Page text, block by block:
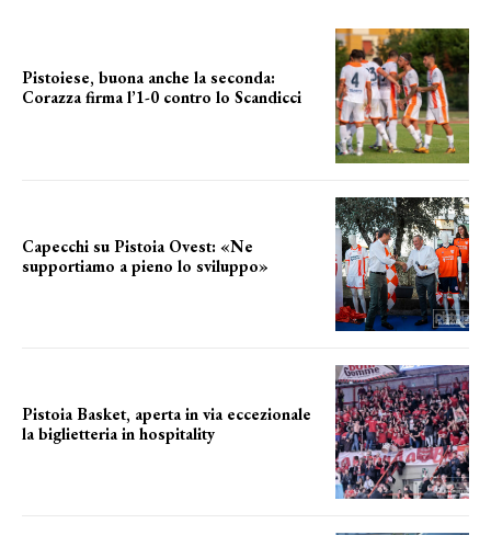
Pistoiese, buona anche la seconda:
Corazza firma l’1-0 contro lo Scandicci
Capecchi su Pistoia Ovest: «Ne
supportiamo a pieno lo sviluppo»
Pistoia Basket, aperta in via eccezionale
la biglietteria in hospitality